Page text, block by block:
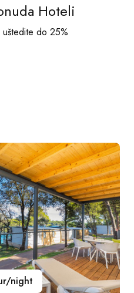
Hoteli
uštedite do 25%
night